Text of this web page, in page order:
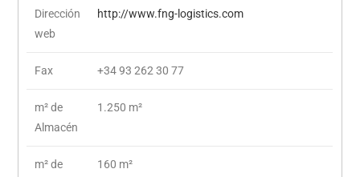
Dirección
web
http://www.fng-logistics.com
Fax +34 93 262 30 77
m² de
Almacén
1.250 m²
m² de
160 m²